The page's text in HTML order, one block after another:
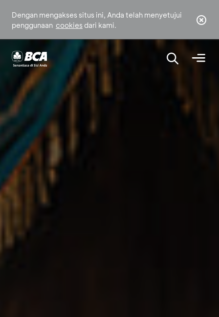
Dengan mengakses situs ini, Anda telah menyetujui
penggunaan cookies dari kami.